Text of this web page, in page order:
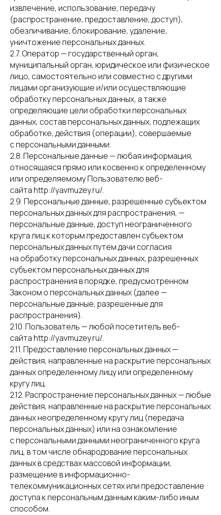
извлечение, использование, передачу
(распространение, предоставление, доступ),
обезличивание, блокирование, удаление,
уничтожение персональных данных.
2.7. Оператор — государственный орган,
муниципальный орган, юридическое или физическое
лицо, самостоятельно или совместно с другими
лицами организующие и/или осуществляющие
обработку персональных данных, а также
определяющие цели обработки персональных
данных, состав персональных данных, подлежащих
обработке, действия (операции), совершаемые
с персональными данными.
2.8. Персональные данные — любая информация,
относящаяся прямо или косвенно к определенному
или определяемому Пользователю веб-
сайта http://yavmuzey.ru/.
2.9. Персональные данные, разрешенные субъектом
персональных данных для распространения, —
персональные данные, доступ неограниченного
круга лиц к которым предоставлен субъектом
персональных данных путем дачи согласия
на обработку персональных данных, разрешенных
субъектом персональных данных для
распространения в порядке, предусмотренном
Законом о персональных данных (далее —
персональные данные, разрешенные для
распространения).
2.10. Пользователь — любой посетитель веб-
сайта http://yavmuzey.ru/.
2.11. Предоставление персональных данных —
действия, направленные на раскрытие персональных
данных определенному лицу или определенному
кругу лиц.
2.12. Распространение персональных данных — любые
действия, направленные на раскрытие персональных
данных неопределенному кругу лиц (передача
персональных данных) или на ознакомление
с персональными данными неограниченного круга
лиц, в том числе обнародование персональных
данных в средствах массовой информации,
размещение в информационно-
телекоммуникационных сетях или предоставление
доступа к персональным данным каким-либо иным
способом.